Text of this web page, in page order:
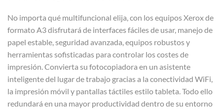
No importa qué multifuncional elija, con los equipos Xerox de
formato A3 disfrutará de interfaces fáciles de usar, manejo de
papel estable, seguridad avanzada, equipos robustos y
herramientas sofisticadas para controlar los costes de
impresión. Convierta su fotocopiadora en un asistente
inteligente del lugar de trabajo gracias a la conectividad WiFi,
la impresión móvil y pantallas táctiles estilo tableta. Todo ello
redundará en una mayor productividad dentro de su entorno